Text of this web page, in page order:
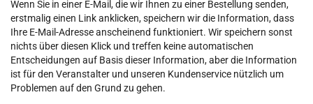
Wenn Sie in einer E-Mail, die wir Ihnen zu einer Bestellung senden,
erstmalig einen Link anklicken, speichern wir die Information, dass
Ihre E-Mail-Adresse anscheinend funktioniert. Wir speichern sonst
nichts über diesen Klick und treffen keine automatischen
Entscheidungen auf Basis dieser Information, aber die Information
ist für den Veranstalter und unseren Kundenservice nützlich um
Problemen auf den Grund zu gehen.